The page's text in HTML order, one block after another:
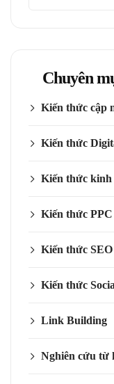
Chuyên
Kiến thức cập
Kiến thức
Kiến thức kinh
Kiến thức
Kiến thức SEO
Kiến thức
Link Building
Nghiên cứu từ